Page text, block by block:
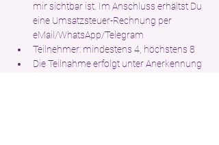
mir sichtbar ist. Im Anschluss erhältst Du
eine Umsatzsteuer-Rechnung per
eMail/WhatsApp/Telegram
Teilnehmer: mindestens 4, höchstens 8
Die Teilnahme erfolgt unter Anerkennung